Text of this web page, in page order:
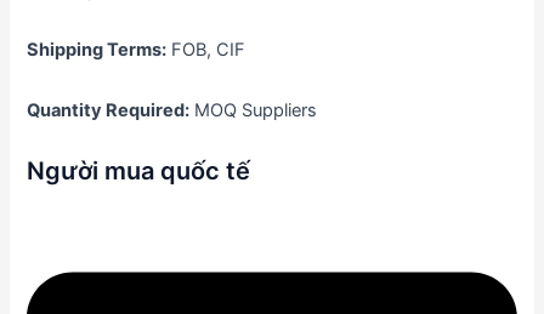
Shipping Terms: FOB, CIF
Quantity Required: MOQ Suppliers
Người mua quốc tế